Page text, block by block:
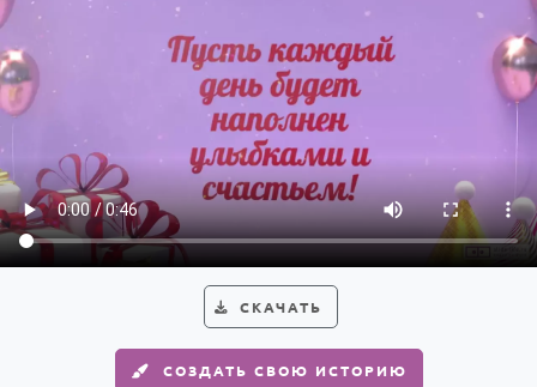
СКАЧАТЬ
СОЗДАТЬ СВОЮ ИСТОРИЮ